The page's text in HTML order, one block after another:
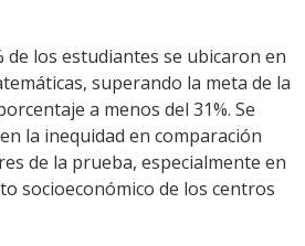
de los estudiantes se ubicaron en
superando la meta de la
a menos del 31%. Se
la inequidad en comparación
de la prueba, especialmente en
socioeconómico de los centros